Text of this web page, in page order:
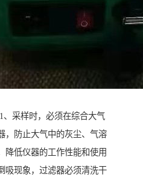
、采样时，必须在综合大气
，防止大气中的灰尘、气溶
降低仪器的工作性能和使用
吸现象，过滤器必须清洗干